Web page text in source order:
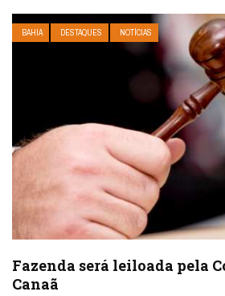
BAHIA DESTAQUES NOTÍCIAS
Fazenda será leiloada pela
Canaã